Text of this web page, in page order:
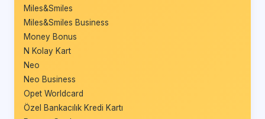
Miles&Smiles
Miles&Smiles Business
Money Bonus
N Kolay Kart
Neo
Neo Business
Opet Worldcard
Özel Bankacılık Kredi Kartı